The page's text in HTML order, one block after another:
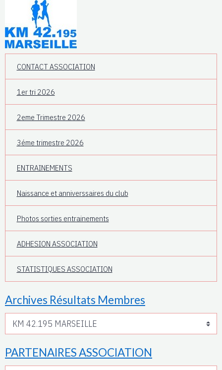
CONTACT ASSOCIATION
1er tri 2026
2eme Trimestre 2026
3éme trimestre 2026
ENTRAINEMENTS
Naissance et anniverssaires du club
Photos sorties entrainements
ADHESION ASSOCIATION
STATISTIQUES ASSOCIATION
Archives Résultats Membres
PARTENAIRES ASSOCIATION